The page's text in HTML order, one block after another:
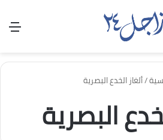
/ألغاز الخدع البصرية
البصرية